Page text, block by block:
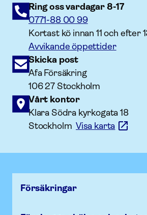
Ring oss vardagar 8-17
0771-88 00 99
Kortast kö innan 11 och efter
Avvikande öppettider
Skicka post
Afa Försäkring
106 27 Stockholm
Vårt kontor
Klara Södra kyrkogata 18
StockholmVisa karta
Försäk­ringar